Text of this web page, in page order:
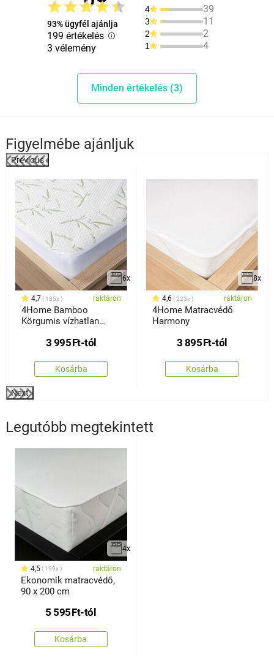
93% ügyfél ajánlja
199 értékelés
3 vélemény
4 39
3 11
2 2
1 4
Minden értékelés (3)
Figyelmébe ajánljuk
Previous
6x
4,7 185x raktáron
4Home Bamboo
Körgumis vízhatlan
3 995Ft-tól
Kosárba
8x
4,6 223x raktáron
4Home Matracvédő
Harmony
3 895Ft-tól
Kosárba
Next
Legutóbb megtekintett
4x
4,5 199x raktáron
Ekonomik matracvédő,
90 x 200 cm
5 595Ft-tól
Kosárba